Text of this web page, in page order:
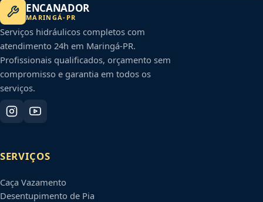
ENCANADOR
MARINGÁ- PR
Serviços hidráulicos completos com
atendimento 24h em Maringá-PR.
Profissionais qualificados, orçamento sem
compromisso e garantia em todos os
serviços.
SERVIÇOS
Caça Vazamento
Desentupimento de Pia